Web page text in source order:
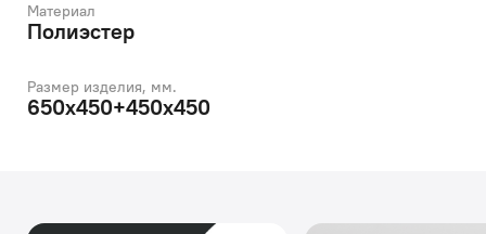
Материал
Полиэстер
Размер изделия, мм.
650х450+450х450